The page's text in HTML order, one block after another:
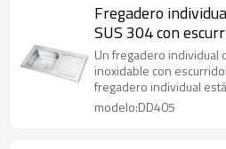
Fregadero
SUS 304 con
Un fregadero individual
inoxidable con
fregadero individual
uso eficiente en la cocina.
modelo:DD405